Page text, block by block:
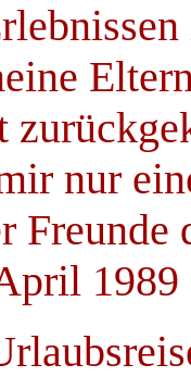
nur
Freunde
1989